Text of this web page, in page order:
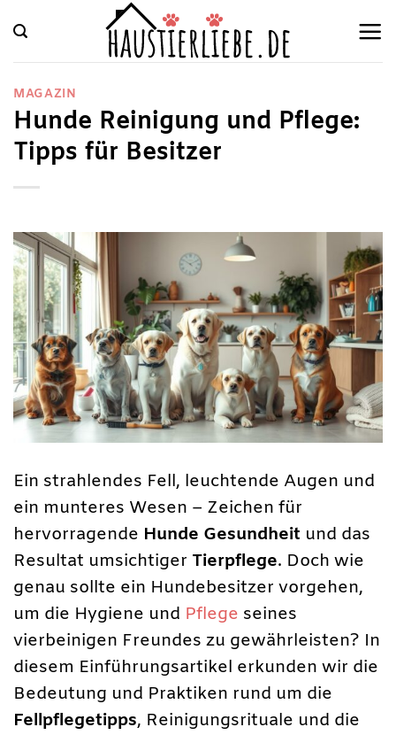
Inhalt
springen
MAGAZIN
Hunde Reinigung und Pflege:
Tipps für Besitzer
Ein strahlendes Fell, leuchtende Augen und
ein munteres Wesen – Zeichen für
hervorragende Hunde Gesundheit und das
Resultat umsichtiger Tierpflege. Doch wie
genau sollte ein Hundebesitzer vorgehen,
um die Hygiene und Pflege seines
vierbeinigen Freundes zu gewährleisten? In
diesem Einführungsartikel erkunden wir die
Bedeutung und Praktiken rund um die
Fellpflegetipps, Reinigungsrituale und die